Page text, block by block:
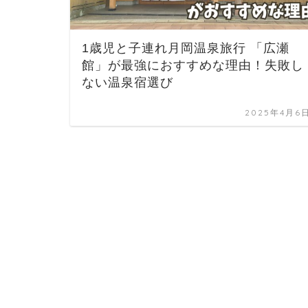
1歳児と子連れ月岡温泉旅行 「広瀬
館」が最強におすすめな理由！失敗し
ない温泉宿選び
2025年4月6